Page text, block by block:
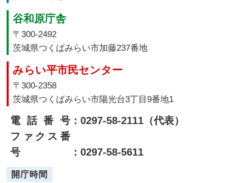
谷和原庁舎
〒300-2492
茨城県つくばみらい市加藤237番地
みらい平市民センター
〒300-2358
茨城県つくばみらい市陽光台3丁目9番地1
電話番号：0297-58-2111（代表）
ファクス番
号
：0297-58-5611
開庁時間